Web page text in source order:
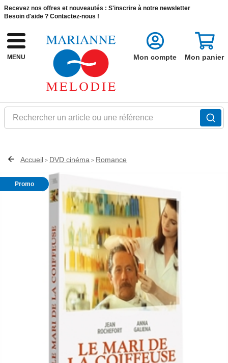
Recevez nos offres et nouveautés : S'inscrire à notre newsletter
Besoin d'aide ? Contactez-nous !
MENU
Rechercher un article ou une référence
Mon compte Mon panier
Accueil > DVD cinéma > Romance
Promo